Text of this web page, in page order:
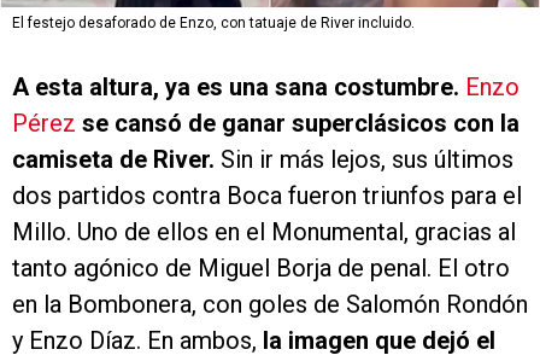
El festejo desaforado de Enzo, con tatuaje de River incluido.
A esta altura, ya es una sana costumbre. Enzo
Pérez se cansó de ganar superclásicos con la
camiseta de River. Sin ir más lejos, sus últimos
dos partidos contra Boca fueron triunfos para el
Millo. Uno de ellos en el Monumental, gracias al
tanto agónico de Miguel Borja de penal. El otro
en la Bombonera, con goles de Salomón Rondón
y Enzo Díaz. En ambos, la imagen que dejó el